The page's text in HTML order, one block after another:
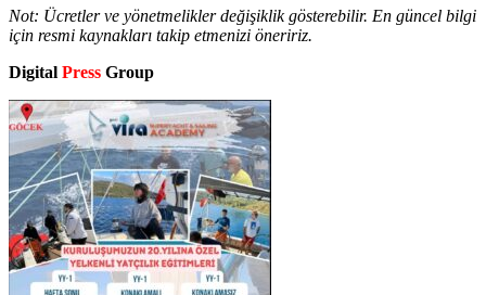
Not: Ücretler ve yönetmelikler değişiklik gösterebilir. En güncel bilgi
için resmi kaynakları takip etmenizi öneririz.
Digital Press Group